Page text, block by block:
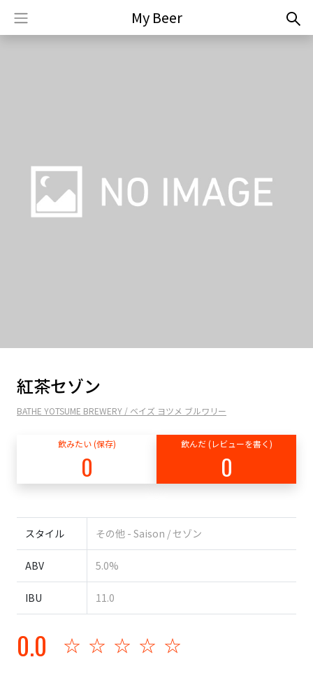
My Beer
紅茶セゾン
BATHE YOTSUME BREWERY / ベイズ ヨツメ ブルワリー
飲みたい (保存)
0
飲んだ (レビューを書く)
0
スタイル その他 - Saison / セゾン
ABV 5.0%
IBU 11.0
0.0 ☆☆☆☆☆